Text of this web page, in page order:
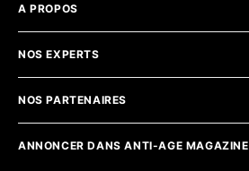
A PROPOS
NOS EXPERTS
NOS PARTENAIRES
ANNONCER DANS ANTI-AGE MAGAZINE